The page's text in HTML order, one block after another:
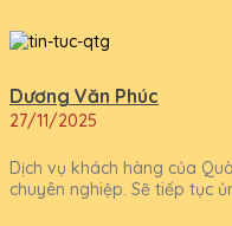
Dương Văn Phúc
27/11/2025
Dịch vụ khách hàng của
chuyên nghiệp. Sẽ tiếp tục